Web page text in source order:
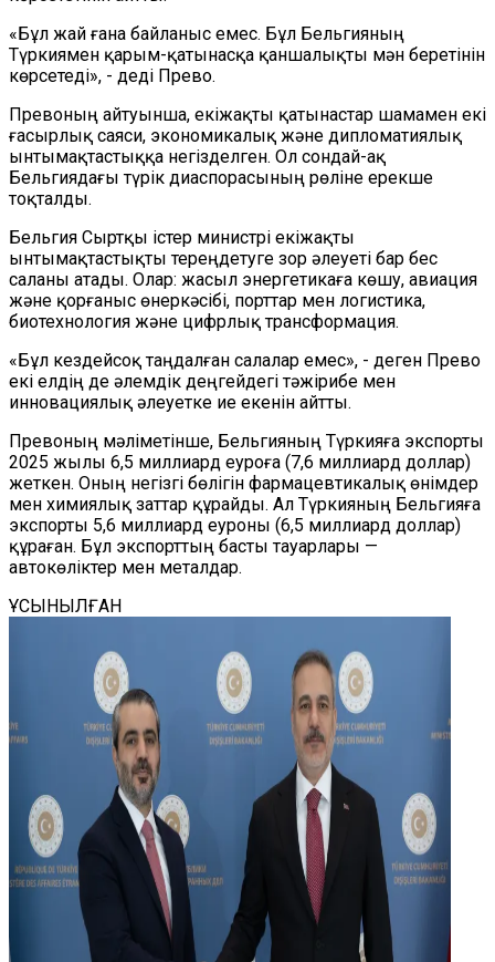
«Бұл жай ғана байланыс емес. Бұл Бельгияның
Түркиямен қарым-қатынасқа қаншалықты мән беретінін
көрсетеді», - деді Прево.
Превоның айтуынша, екіжақты қатынастар шамамен екі
ғасырлық саяси, экономикалық және дипломатиялық
ынтымақтастыққа негізделген. Ол сондай-ақ
Бельгиядағы түрік диаспорасының рөліне ерекше
тоқталды.
Бельгия Сыртқы істер министрі екіжақты
ынтымақтастықты тереңдетуге зор әлеуеті бар бес
саланы атады. Олар: жасыл энергетикаға көшу, авиация
және қорғаныс өнеркәсібі, порттар мен логистика,
биотехнология және цифрлық трансформация.
«Бұл кездейсоқ таңдалған салалар емес», - деген Прево
екі елдің де әлемдік деңгейдегі тәжірибе мен
инновациялық әлеуетке ие екенін айтты.
Превоның мәліметінше, Бельгияның Түркияға экспорты
2025 жылы 6,5 миллиард еуроға (7,6 миллиард доллар)
жеткен. Оның негізгі бөлігін фармацевтикалық өнімдер
мен химиялық заттар құрайды. Ал Түркияның Бельгияға
экспорты 5,6 миллиард еуроны (6,5 миллиард доллар)
құраған. Бұл экспорттың басты тауарлары —
автокөліктер мен металдар.
ҰСЫНЫЛҒАН